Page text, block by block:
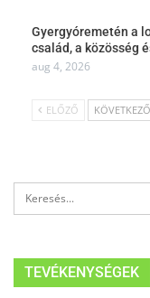
Gyergyóremetén a
család, a közösség
aug 4, 2026
ELŐZŐ KÖVETKEZŐ
TEVÉKENYSÉGEK